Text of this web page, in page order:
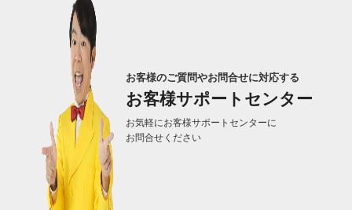
お客様のご質問やお問合せに対応する
お客様サポートセンター
お気軽にお客様サポートセンターに
お問合せください